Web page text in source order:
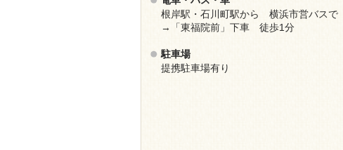
根岸駅・石川町駅から 横浜市営バスで
→「東福院前」下車 徒歩1分
駐車場
提携駐車場有り